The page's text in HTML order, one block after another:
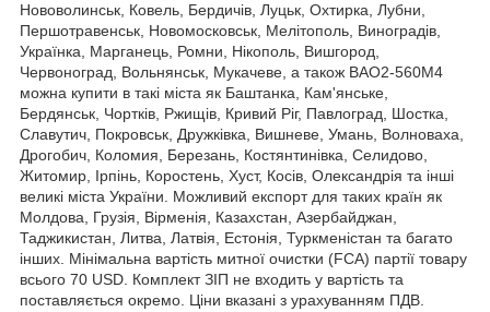
Нововолинськ, Ковель, Бердичів, Луцьк, Охтирка, Лубни,
Першотравенськ, Новомосковськ, Мелітополь, Виноградів,
Українка, Марганець, Ромни, Нікополь, Вишгород,
Червоноград, Вольнянськ, Мукачеве, а також ВАО2-560М4
можна купити в такі міста як Баштанка, Кам'янське,
Бердянськ, Чортків, Ржищів, Кривий Ріг, Павлоград, Шостка,
Славутич, Покровськ, Дружківка, Вишневе, Умань, Волноваха,
Дрогобич, Коломия, Березань, Костянтинівка, Селидово,
Житомир, Ірпінь, Коростень, Хуст, Косів, Олександрія та інші
великі міста України. Можливий експорт для таких країн як
Молдова, Грузія, Вірменія, Казахстан, Азербайджан,
Таджикистан, Литва, Латвія, Естонія, Туркменістан та багато
інших. Мінімальна вартість митної очистки (FCA) партії товару
всього 70 USD. Комплект ЗІП не входить у вартість та
поставляється окремо. Ціни вказані з урахуванням ПДВ.